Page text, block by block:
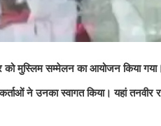
मुस्लिम सम्मेलन का आयोजन किया
ने उनका स्वागत किया। यहां